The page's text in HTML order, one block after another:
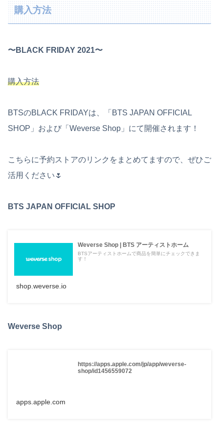
購入方法
〜BLACK FRIDAY 2021〜
購入方法
BTSのBLACK FRIDAYは、「BTS JAPAN OFFICIAL
SHOP」および「Weverse Shop」にて開催されます！
こちらに予約ストアのリンクをまとめてますので、ぜひご
活用ください🌷
BTS JAPAN OFFICIAL SHOP
Weverse Shop | BTS アーティストホーム
BTSアーティストホームで商品を簡単にチェックできま
す！
shop.weverse.io
Weverse Shop
https://apps.apple.com/jp/app/weverse-
shop/id1456559072
apps.apple.com